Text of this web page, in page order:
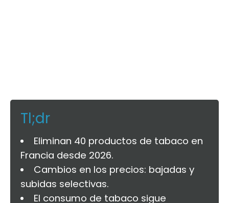
Tl;dr
Eliminan 40 productos de tabaco en
Francia desde 2026.
Cambios en los precios: bajadas y
subidas selectivas.
El consumo de tabaco sigue